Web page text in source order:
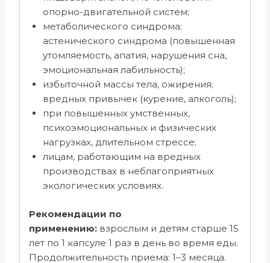
опорно-двигательной систем;
метаболического синдрома;
астенического синдрома (повышенная
утомляемость, апатия, нарушения сна,
эмоциональная лабильность);
избыточной массы тела, ожирения;
вредных привычек (курение, алкоголь);
при повышенных умственных,
психоэмоциональных и физических
нагрузках, длительном стрессе;
лицам, работающим на вредных
производствах в неблагоприятных
экологических условиях.
Рекомендации по
применению: взрослым и детям старше 15
лет по 1 капсуле 1 раз в день во время еды.
Продолжительность приема: 1–3 месяца.